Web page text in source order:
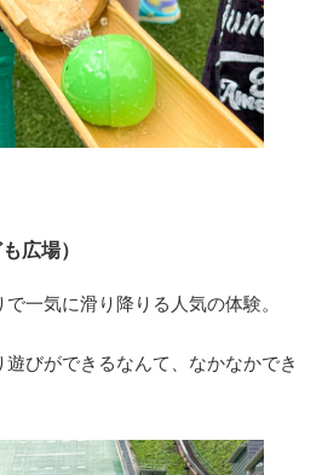
広場）
一気に滑り降りる人気の体験。
びができるなんて、なかなかでき